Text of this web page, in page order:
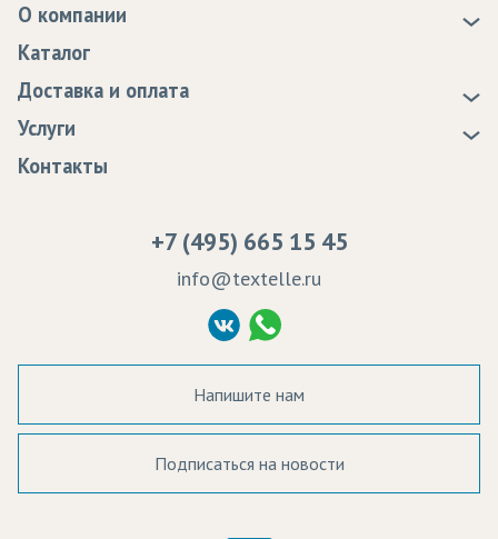
О компании
Статьи
Программа лояльности
Сертификаты качества
Судебные решения
Политика Конфиденциальности
Согласие на обработку ПД
Каталог
Доставка и оплата
Доставка
Оплата
Услуги
Образцы
Контакты
+7 (495) 665 15 45
info@textelle.ru
Напишите нам
Подписаться на новости